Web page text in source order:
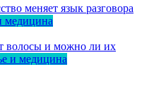
меняет язык разговора
медицина
волосы и можно ли их
и медицина